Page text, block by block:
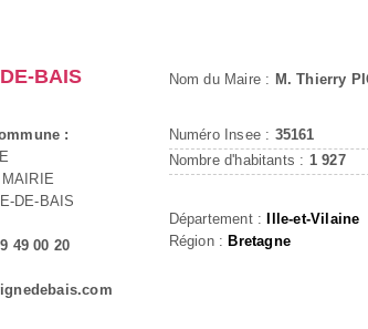
BAIS
:
DE-BAIS
49 00 20
Nom du Maire : M. Thierry
Numéro Insee : 35161
Nombre d'habitants : 1 927
Département :
Ille-et-Vilaine
Région : Bretagne